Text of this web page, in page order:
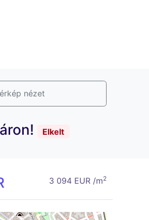
nézet
Elkelt
3 094 EUR /m2